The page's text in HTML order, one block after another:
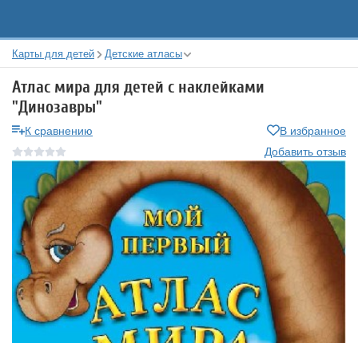
Карты для детей Детские атласы
Атлас мира для детей с наклейками
"Динозавры"
К сравнению
В избранное
Добавить отзыв